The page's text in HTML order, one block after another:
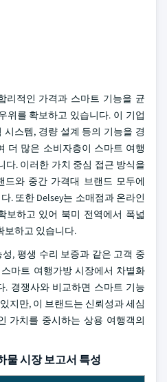
리적인 가격과 스마트 기능을 균
위를 확보하고 있습니다. 이 기업
스템, 경량 설계 등의 기능을 경
더 많은 소비자층이 스마트 여행
다. 이러한 가치 중심 접근 방식을
드와 중간 가격대 브랜드 모두에
. 또한 Delsey는 소매점과 온라인
보하고 있어 북미 전역에서 폭넓
보하고 있습니다.
, 평생 수리 보증과 같은 고객 중
마트 여행가방 시장에서 차별화
. 경쟁사와 비교하면 스마트 기능
지만, 이 브랜드는 신뢰성과 세심
가치를 중시하는 상용 여행객의
물 시장 보고서 특성